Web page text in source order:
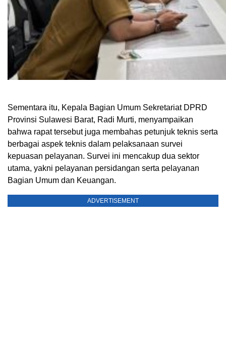
Sementara itu, Kepala Bagian Umum Sekretariat DPRD
Provinsi Sulawesi Barat, Radi Murti, menyampaikan
bahwa rapat tersebut juga membahas petunjuk teknis serta
berbagai aspek teknis dalam pelaksanaan survei
kepuasan pelayanan. Survei ini mencakup dua sektor
utama, yakni pelayanan persidangan serta pelayanan
Bagian Umum dan Keuangan.
ADVERTISEMENT